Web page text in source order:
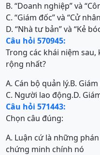
B. “Doanh nghiệp” và
C. “Giám đốc” và “Cử
D. “Nhà tư bản” và “Kẻ
Câu hỏi 570945:
Trong các khái niệm
rộng nhất?
A. Cán bộ quản lý.B.
C. Người lao động.D.
Câu hỏi 571443:
Chọn câu đúng:
A. Luận cứ là những
chứng minh chính nó